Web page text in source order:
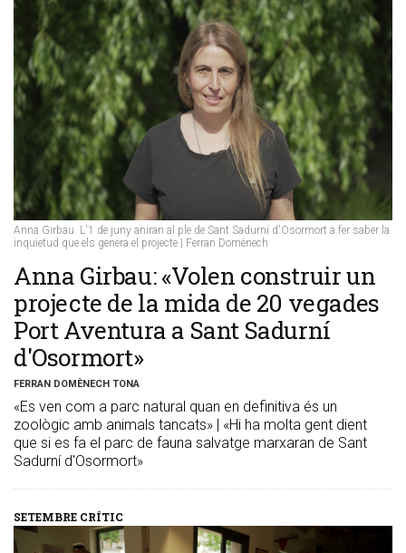
Anna Girbau. L'1 de juny aniran al ple de Sant Sadurní d'Osormort a fer saber la
inquietud que els genera el projecte | Ferran Domènech
Anna Girbau: «Volen construir un
projecte de la mida de 20 vegades
Port Aventura a Sant Sadurní
d'Osormort»
FERRAN DOMÈNECH TONA
«Es ven com a parc natural quan en definitiva és un
zoològic amb animals tancats» | «Hi ha molta gent dient
que si es fa el parc de fauna salvatge marxaran de Sant
Sadurní d'Osormort»
SETEMBRE CRÍTIC